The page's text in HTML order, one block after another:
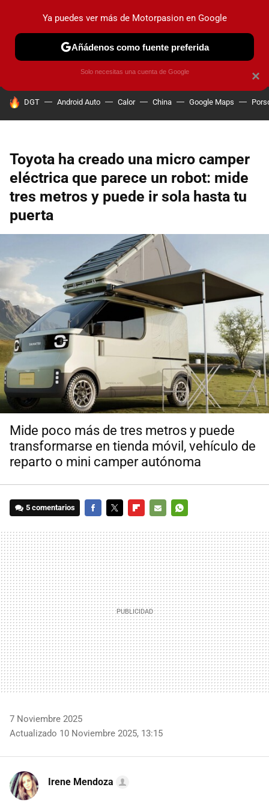
PRUEBAS COCHES ELÉCTRICOS OBSERVATORIO
HOY SE HABLA DE
DGT Android Auto Calor China Google Maps
Toyota ha creado una micro camper
eléctrica que parece un robot: mide
tres metros y puede ir sola hasta tu
puerta
Mide poco más de tres metros y puede
transformarse en tienda móvil, vehículo de
reparto o mini camper autónoma
5 comentarios
MAIL
7 Noviembre 2025
Actualizado 10 Noviembre 2025, 13:15
Irene Mendoza
×
Ya puedes ver más de Motorpasion en Google
Añádenos como fuente preferida
Solo necesitas una cuenta de Google